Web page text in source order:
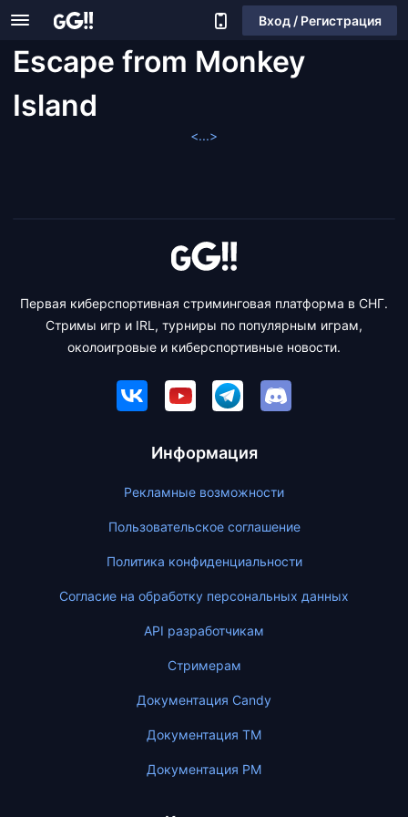
Вход / Регистрация
Escape from Monkey
Island
<...>
Первая киберспортивная стриминговая платформа в СНГ.
Стримы игр и IRL, турниры по популярным играм,
околоигровые и киберспортивные новости.
Информация
Рекламные возможности
Пользовательское соглашение
Политика конфиденциальности
Согласие на обработку персональных данных
API разработчикам
Стримерам
Документация Candy
Документация ТМ
Документация PM